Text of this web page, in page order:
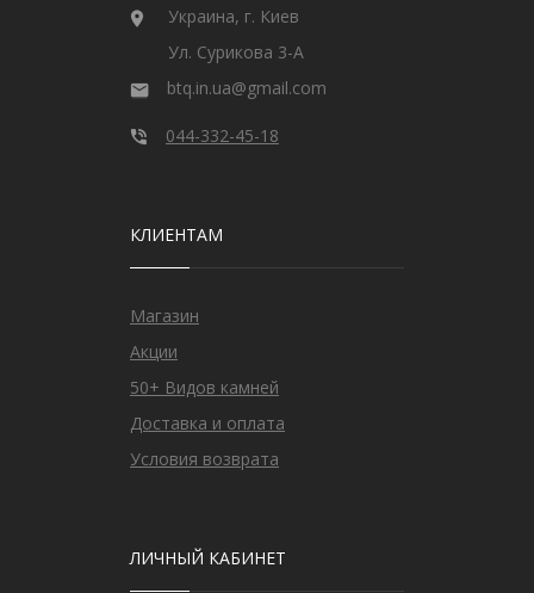
Украина, г. Киев
Ул. Сурикова 3-А
btq.in.ua@gmail.com
044-332-45-18
КЛИЕНТАМ
Магазин
Акции
50+ Видов камней
Доставка и оплата
Условия возврата
ЛИЧНЫЙ КАБИНЕТ